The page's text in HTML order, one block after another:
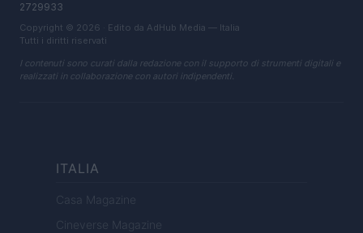
2729933
Copyright © 2026 · Edito da AdHub Media — Italia
Tutti i diritti riservati
I contenuti sono curati dalla redazione con il supporto di strumenti digitali e
realizzati in collaborazione con autori indipendenti.
ITALIA
Casa Magazine
Cineverse Magazine